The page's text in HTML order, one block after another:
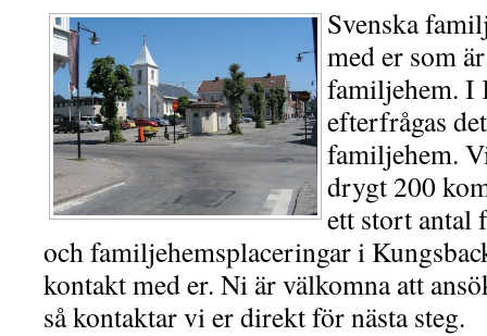
Svenska
med er som
familjehem. I
efterfrågas
familjehem.
drygt 200
ett stort antal
och familjehemsplaceringar i
kontakt med er. Ni är välkomna att
så kontaktar vi er direkt för nästa steg.